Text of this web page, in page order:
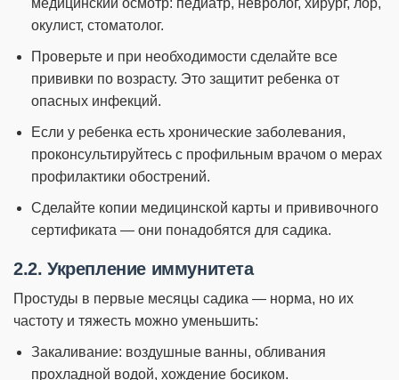
медицинский осмотр: педиатр, невролог, хирург, лор,
окулист, стоматолог.
Проверьте и при необходимости сделайте все
прививки по возрасту. Это защитит ребенка от
опасных инфекций.
Если у ребенка есть хронические заболевания,
проконсультируйтесь с профильным врачом о мерах
профилактики обострений.
Сделайте копии медицинской карты и прививочного
сертификата — они понадобятся для садика.
2.2. Укрепление иммунитета
Простуды в первые месяцы садика — норма, но их
частоту и тяжесть можно уменьшить:
Закаливание: воздушные ванны, обливания
прохладной водой, хождение босиком.